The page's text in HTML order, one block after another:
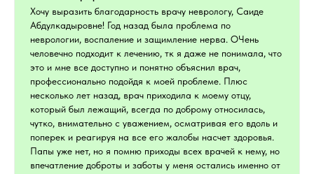
Хочу выразить благодарность врачу неврологу, Саиде
Абдулкадыровне! Год назад была проблема по
неврологии, воспаление и защимление нерва. ОЧень
человечно подходит к лечению, тк я даже не понимала, что
это и мне все доступно и понятно объяснил врач,
профессионально подойдя к моей проблеме. Плюс
несколько лет назад, врач приходила к моему отцу,
который был лежащий, всегда по доброму относилась,
чутко, внимательно с уважением, осматривая его вдоль и
поперек и реагируя на все его жалобы насчет здоровья.
Папы уже нет, но я помню приходы всех врачей к нему, но
впечатление доброты и заботы у меня остались именно от